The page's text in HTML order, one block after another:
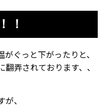
！
ぐっと下がったりと、
弄されております、、
、